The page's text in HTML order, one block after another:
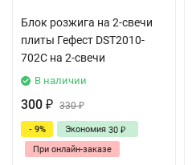
Блок розжига на 2-свечи
плиты Гефест DST2010-
702C на 2-свечи
В наличии
300 ₽ 330₽
- 9% Экономия 30 ₽
При онлайн-заказе